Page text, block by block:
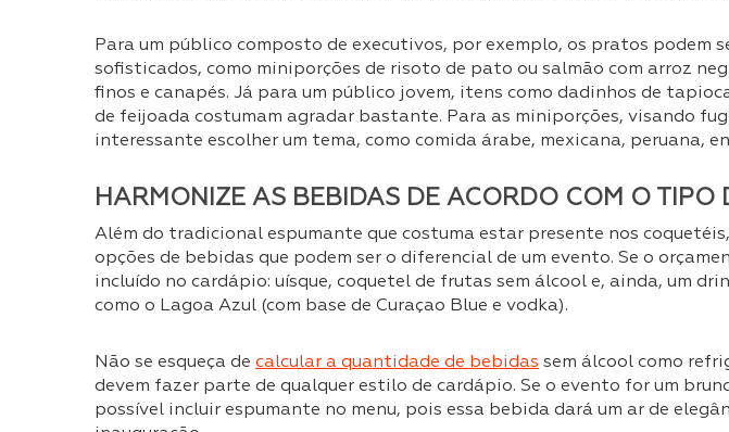
Para um público composto de executivos, por exemplo, os pratos podem
sofisticados, como miniporções de risoto de pato ou salmão com arroz
finos e canapés. Já para um público jovem, itens como dadinhos de
de feijoada costumam agradar bastante. Para as miniporções, visando
interessante escolher um tema, como comida árabe, mexicana, peruana,
HARMONIZE AS BEBIDAS DE ACORDO COM O TIPO
Além do tradicional espumante que costuma estar presente nos
opções de bebidas que podem ser o diferencial de um evento. Se o
incluído no cardápio: uísque, coquetel de frutas sem álcool e, ainda, um
como o Lagoa Azul (com base de Curaçao Blue e vodka).
Não se esqueça de calcular a quantidade de bebidas sem álcool como
devem fazer parte de qualquer estilo de cardápio. Se o evento for um
possível incluir espumante no menu, pois essa bebida dará um ar de